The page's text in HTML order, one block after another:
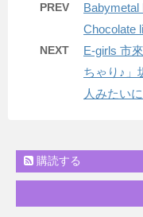
PREV
Chocolate
NEXT
E-girls 市
ちゃり♪」
人みたい
購読する